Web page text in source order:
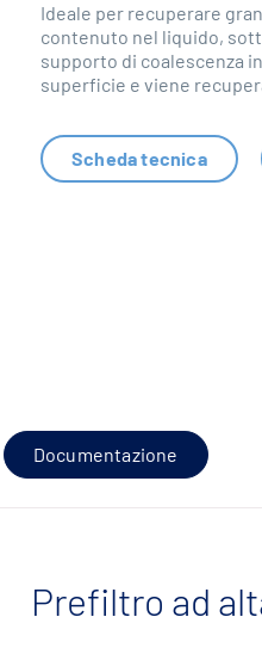
Ideale per recuperare
contenuto nel liquido,
supporto di coalescenza
superficie e viene
Scheda tecnica
Documentazione
Prefiltro ad